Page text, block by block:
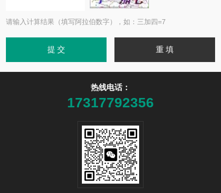
请输入计算结果（填写阿拉伯数字），如：三加四=7
热线电话：
17317792356